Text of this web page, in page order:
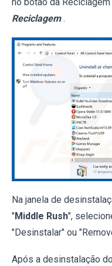
Reciclagem .
Na janela de
"Middle Rush",
"Desinstalar" ou
Após a desinstalação